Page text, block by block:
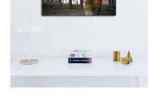
Adaugă